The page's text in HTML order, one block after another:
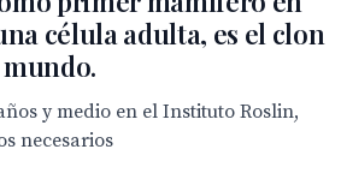
célula adulta, es el clon
y medio en el Instituto Roslin,
necesarios